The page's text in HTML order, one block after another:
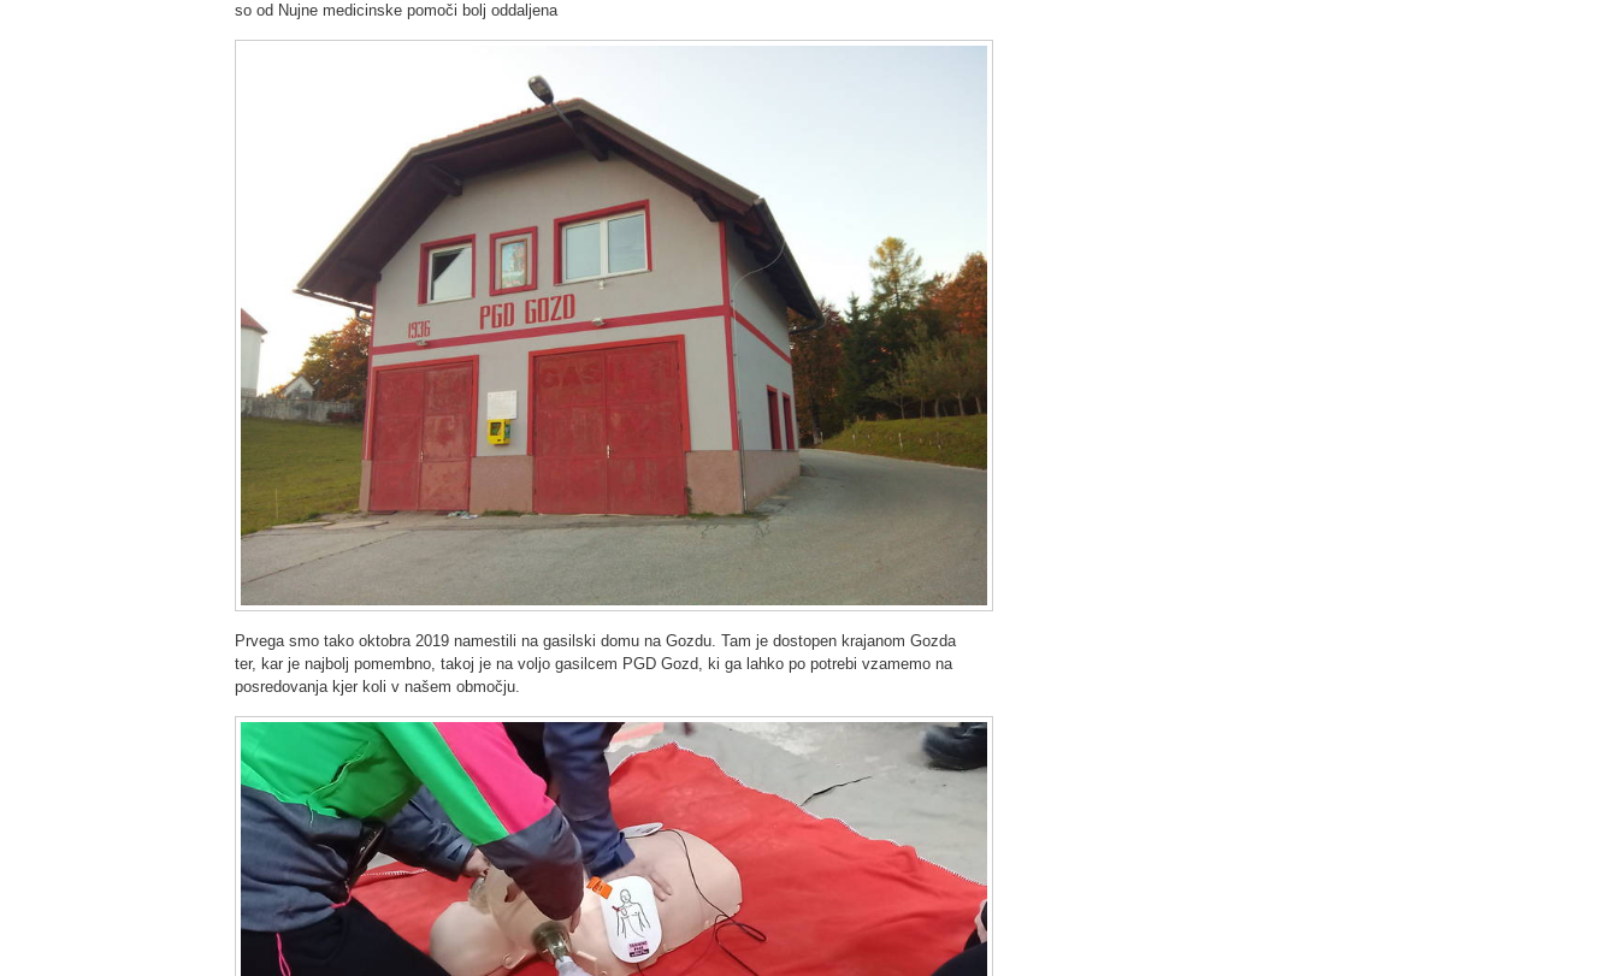
so od Nujne medicinske pomoči bolj oddaljena
Prvega smo tako oktobra 2019 namestili na gasilski domu na Gozdu. Tam je dostopen krajanom Gozda
ter, kar je najbolj pomembno, takoj je na voljo gasilcem PGD Gozd, ki ga lahko po potrebi vzamemo na
posredovanja kjer koli v našem območju.